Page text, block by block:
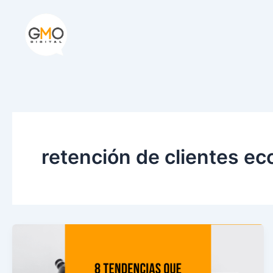
contenido
retención de clientes